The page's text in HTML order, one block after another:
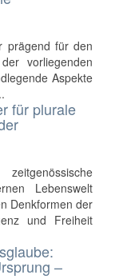
prägend für den
vorliegenden
Aspekte
für plurale
Lebenswelt
Denkformen der
und Freiheit
–